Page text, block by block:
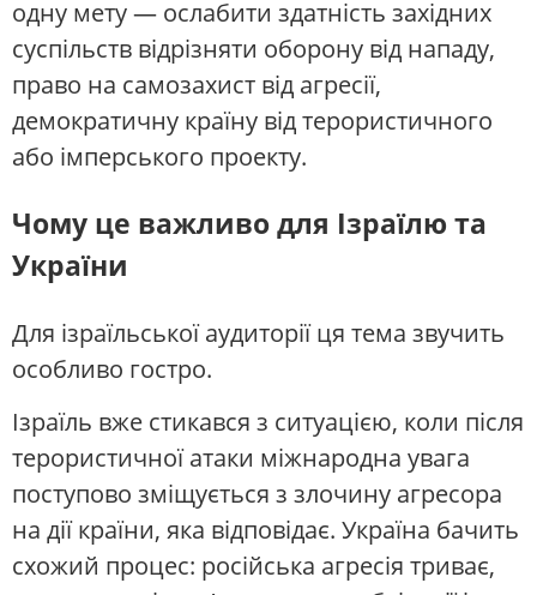
одну мету — ослабити здатність західних
суспільств відрізняти оборону від нападу,
право на самозахист від агресії,
демократичну країну від терористичного
або імперського проекту.
Чому це важливо для Ізраїлю та
України
Для ізраїльської аудиторії ця тема звучить
особливо гостро.
Ізраїль вже стикався з ситуацією, коли після
терористичної атаки міжнародна увага
поступово зміщується з злочину агресора
на дії країни, яка відповідає. Україна бачить
схожий процес: російська агресія триває,